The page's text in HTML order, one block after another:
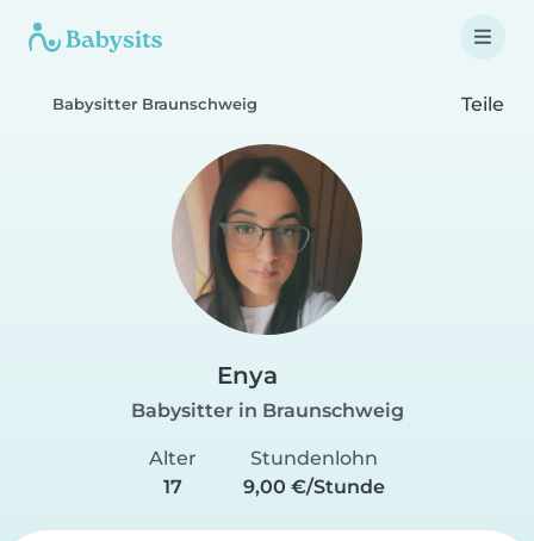
Babysitter Braunschweig Teile
Enya
Babysitter in Braunschweig
Alter
17
Stundenlohn
9,00 €/Stunde